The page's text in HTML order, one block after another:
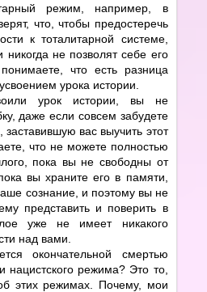
режим, например, в
что, чтобы предостеречь
к тоталитарной системе,
никогда не позволят себе его
что есть разница
урока истории.
урок истории, вы не
даже если совсем забудете
вас выучить этот
что не можете полностью
пока вы не свободны от
вы храните его в памяти,
сознание, и поэтому вы не
представить и поверить в
уже не имеет никакого
над вами.
окончательной смертью
нацистского режима? Это то,
этих режимах. Почему, мои